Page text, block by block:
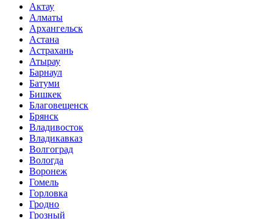
Актау
Алматы
Архангельск
Астана
Астрахань
Атырау
Барнаул
Батуми
Бишкек
Благовещенск
Брянск
Владивосток
Владикавказ
Волгоград
Вологда
Воронеж
Гомель
Горловка
Гродно
Грозный